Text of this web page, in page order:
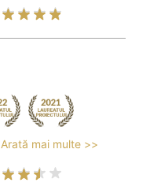
Arată mai multe >>